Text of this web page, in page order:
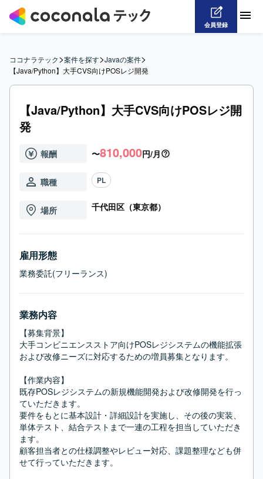
会員登録
ココナラテック>案件を探す>Javaの案件>
【Java/Python】大手CVS向けPOSレジ開発
【Java/Python】大手CVS向けPOSレジ開
発
報酬 〜810,000円/月
職種 PL
場所 千代田区（東京都）
雇用形態
業務委託(フリーランス)
業務内容
【募集背景】
大手コンビニエンスストア向けPOSレジシステムの機能拡張
および改修ニーズに対応するための増員募集となります。
【作業内容】
既存POSレジシステムの新規機能開発および改修開発を行っ
ていただきます。
要件をもとに基本設計・詳細設計を実施し、その後の実装、
単体テスト、結合テストまで一連の工程を担当していただき
ます。
顧客担当者との仕様調整やレビュー対応、課題整理なども併
せて行っていただきます。